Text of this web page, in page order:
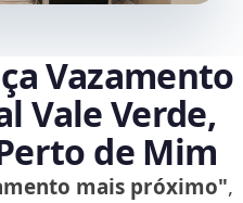
Vazamento
Vale Verde,
de Mim
mais próximo",